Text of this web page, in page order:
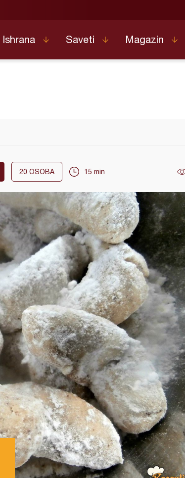
Ishrana Saveti Magazin
20 OSOBA 15 min